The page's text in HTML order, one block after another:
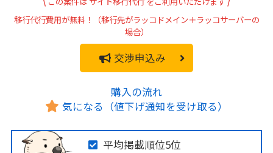
移行代行費用が無料！（移行先がラッコドメイン＋ラッコサーバーの
場合）
交渉申込み
購入の流れ
気になる（値下げ通知を受け取る）
平均掲載順位5位